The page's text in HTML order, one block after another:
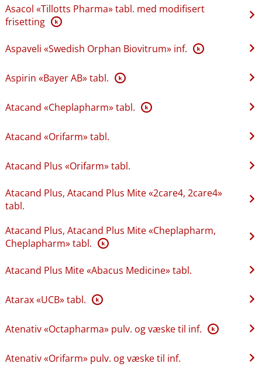
Asacol «Tillotts Pharma» tabl. med modifisert
frisetting K
Aspaveli «Swedish Orphan Biovitrum» inf. K
Aspirin «Bayer AB» tabl. K
Atacand «Cheplapharm» tabl. K
Atacand «Orifarm» tabl.
Atacand Plus «Orifarm» tabl.
Atacand Plus, Atacand Plus Mite «2care4, 2care4»
tabl.
Atacand Plus, Atacand Plus Mite «Cheplapharm,
Cheplapharm» tabl. K
Atacand Plus Mite «Abacus Medicine» tabl.
Atarax «UCB» tabl. K
Atenativ «Octapharma» pulv. og væske til inf. K
Atenativ «Orifarm» pulv. og væske til inf.